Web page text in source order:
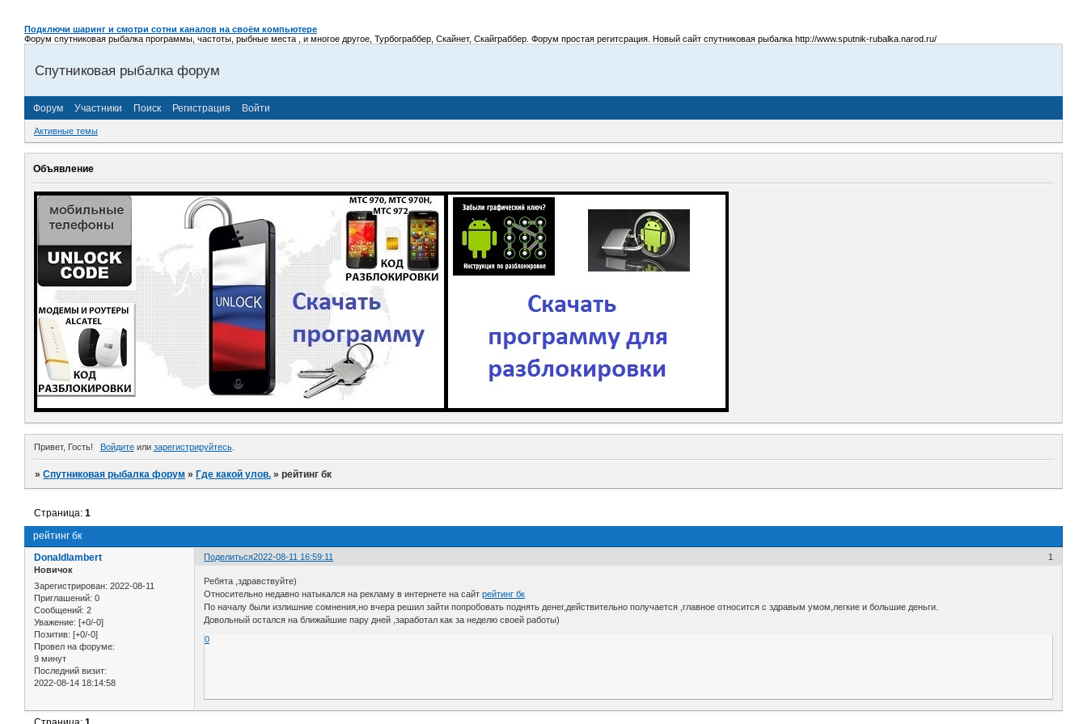
Подключи шаринг и смотри сотни каналов на своём компьютере
Форум спутниковая рыбалка программы, частоты, рыбные места , и многое другое, Турбограббер, Скайнет, Скайграббер. Форум простая регитсрация. Новый сайт спутниковая рыбалка http://www.sputnik-rubalka.narod.ru/
Спутниковая рыбалка форум
Форум Участники Поиск Регистрация Войти
Активные темы
Объявление
Привет, Гость! Войдитеили зарегистрируйтесь.
»Спутниковая рыбалка форум » Где какой улов. »рейтинг бк
рейтинг бк
Страница:1
Поделиться 1
2022-08-11 16:59:11
Donaldlambert
Новичок
Зарегистрирован: 2022-08-11
Приглашений: 0
Сообщений: 2
Уважение: [+0/-0]
Позитив: [+0/-0]
Провел на форуме:
9 минут
Последний визит:
2022-08-14 18:14:58
Ребята ,здравствуйте)
Относительно недавно натыкался на рекламу в интернете на сайтрейтинг бк
По началу были излишние сомнения,но вчера решил зайти попробовать поднять денег,действительно получается ,главное относится с здравым умом,легкие и большие деньги.
Довольный остался на ближайшие пару дней ,заработал как за неделю своей работы)
0